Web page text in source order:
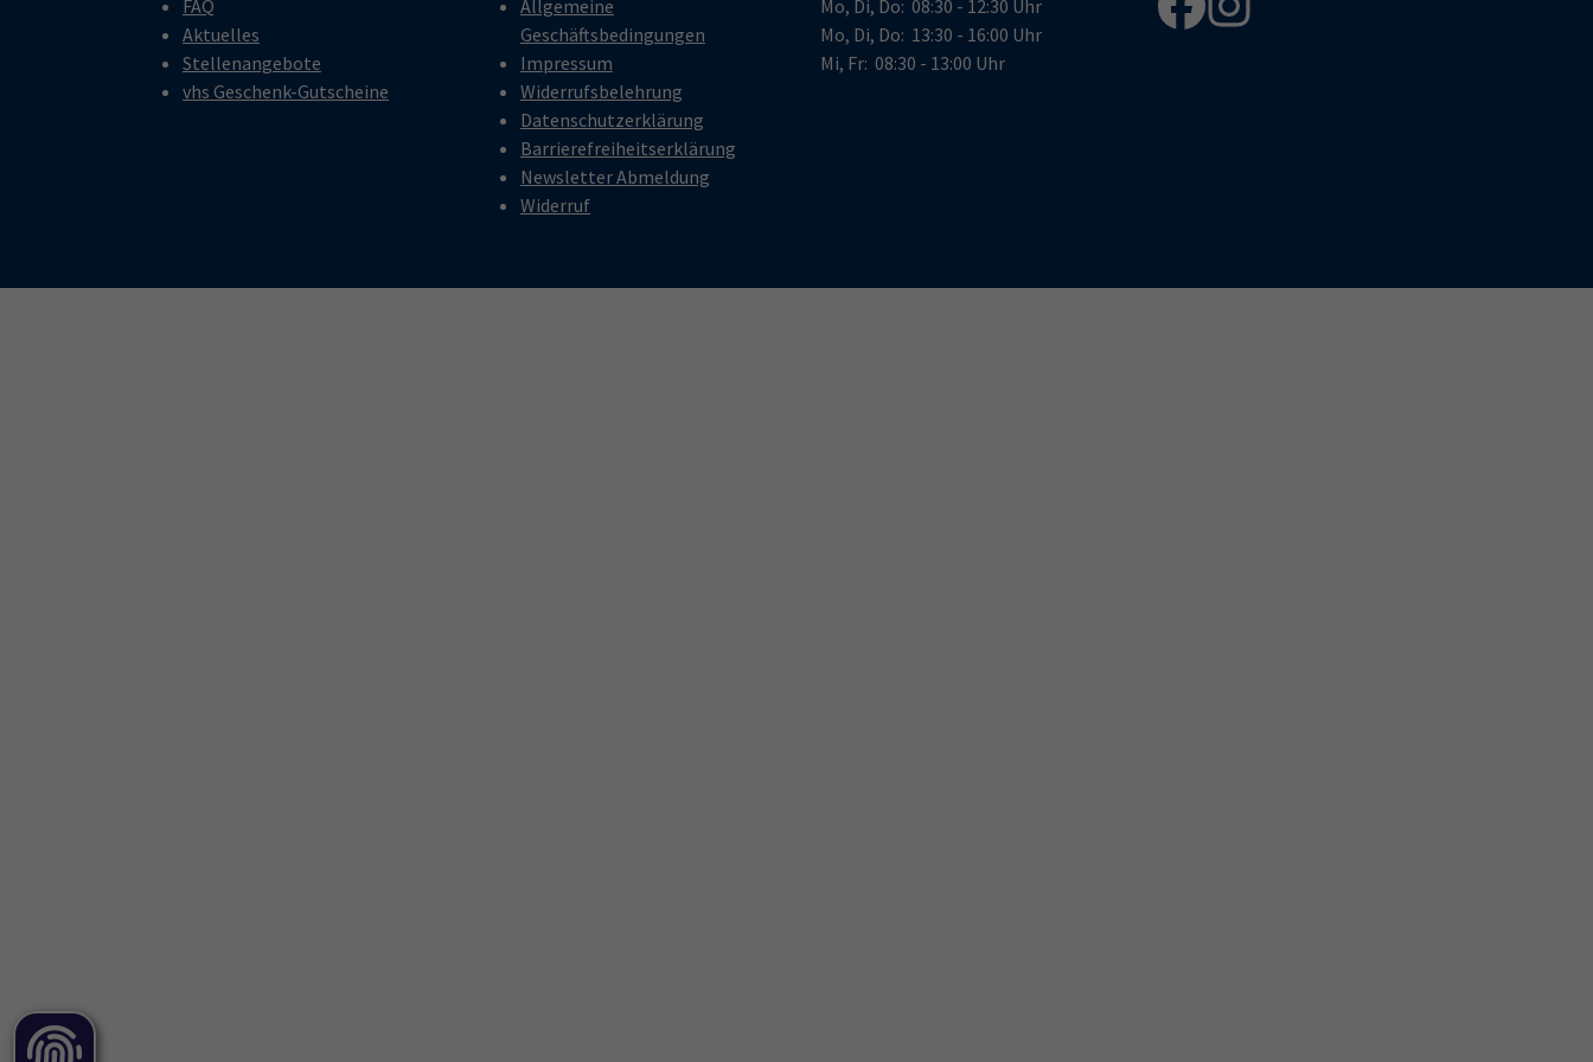
FAQ
Aktuelles
Stellenangebote
vhs Geschenk-Gutscheine
Allgemeine
Geschäftsbedingungen
Impressum
Widerrufsbelehrung
Datenschutzerklärung
Barrierefreiheitserklärung
Newsletter Abmeldung
Widerruf
Mo, Di, Do: 08:30 - 12:30 Uhr
Mo, Di, Do: 13:30 - 16:00 Uhr
Mi, Fr: 08:30 - 13:00 Uhr